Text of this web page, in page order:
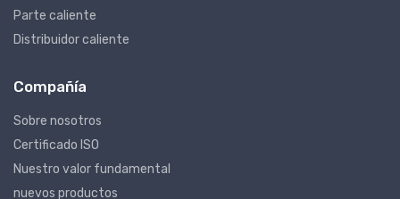
Parte caliente
Distribuidor caliente
Compañía
Sobre nosotros
Certificado ISO
Nuestro valor fundamental
nuevos productos